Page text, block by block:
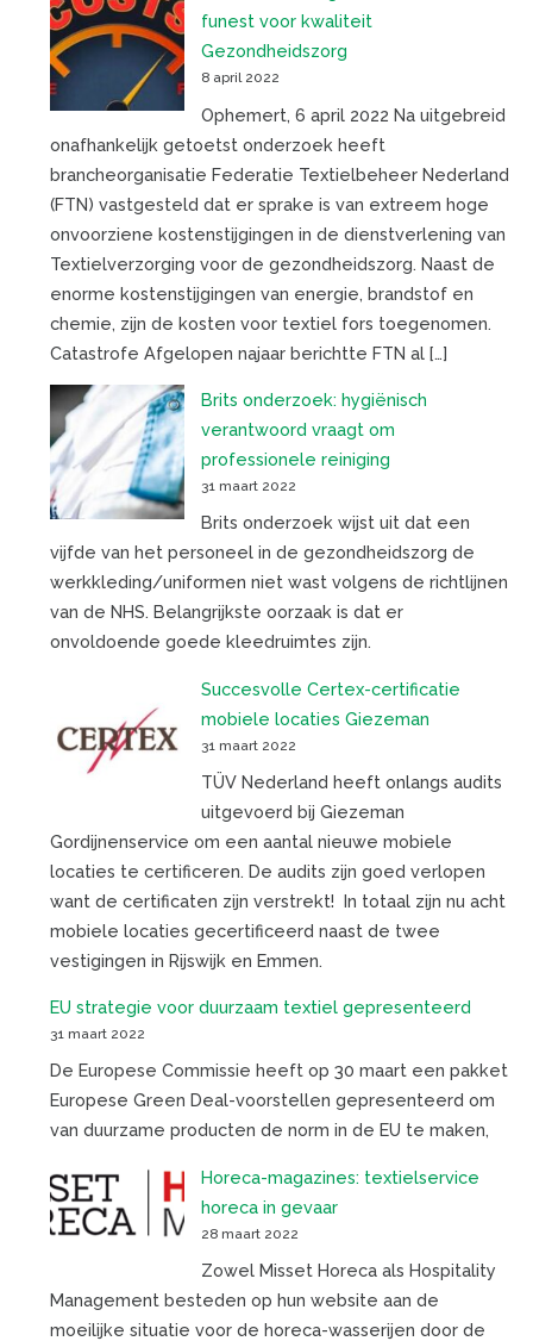
funest voor kwaliteit
Gezondheidszorg
8 april 2022
Ophemert, 6 april 2022 Na uitgebreid
onafhankelijk getoetst onderzoek heeft
brancheorganisatie Federatie Textielbeheer Nederland
(FTN) vastgesteld dat er sprake is van extreem hoge
onvoorziene kostenstijgingen in de dienstverlening van
Textielverzorging voor de gezondheidszorg. Naast de
enorme kostenstijgingen van energie, brandstof en
chemie, zijn de kosten voor textiel fors toegenomen.
Catastrofe Afgelopen najaar berichtte FTN al […]
Brits onderzoek: hygiënisch
verantwoord vraagt om
professionele reiniging
31 maart 2022
Brits onderzoek wijst uit dat een
vijfde van het personeel in de gezondheidszorg de
werkkleding/uniformen niet wast volgens de richtlijnen
van de NHS. Belangrijkste oorzaak is dat er
onvoldoende goede kleedruimtes zijn.
Succesvolle Certex-certificatie
mobiele locaties Giezeman
31 maart 2022
TÜV Nederland heeft onlangs audits
uitgevoerd bij Giezeman
Gordijnenservice om een aantal nieuwe mobiele
locaties te certificeren. De audits zijn goed verlopen
want de certificaten zijn verstrekt! In totaal zijn nu acht
mobiele locaties gecertificeerd naast de twee
vestigingen in Rijswijk en Emmen.
EU strategie voor duurzaam textiel gepresenteerd
31 maart 2022
De Europese Commissie heeft op 30 maart een pakket
Europese Green Deal-voorstellen gepresenteerd om
van duurzame producten de norm in de EU te maken,
Horeca-magazines: textielservice
horeca in gevaar
28 maart 2022
Zowel Misset Horeca als Hospitality
Management besteden op hun website aan de
moeilijke situatie voor de horeca-wasserijen door de